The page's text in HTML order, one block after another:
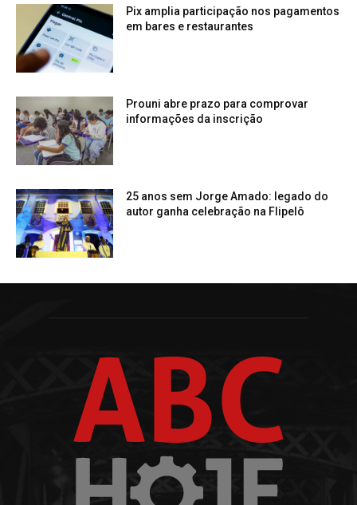
Pix amplia participação nos pagamentos
em bares e restaurantes
Prouni abre prazo para comprovar
informações da inscrição
25 anos sem Jorge Amado: legado do
autor ganha celebração na Flipelô